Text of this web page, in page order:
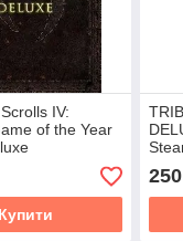
IV:
of the Year
Купити
250